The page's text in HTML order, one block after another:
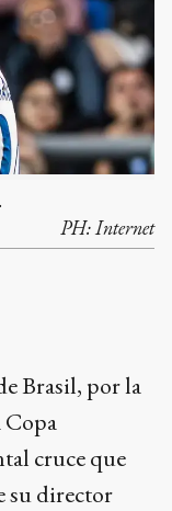
PH:Internet
Brasil, por la
Copa
cruce que
su director